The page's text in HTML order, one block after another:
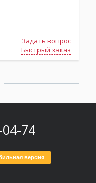
Задать вопрос
Быстрый заказ
74
версия